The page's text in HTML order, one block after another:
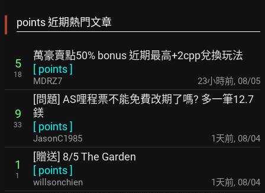
points 近期熱門文章
5
18
萬豪賣點50% bonus 近期最高+2cpp兌換玩法
[ points]
MDRZ7 23小時前, 08/05
9
33
[問題] AS哩程票不能免費改期了嗎? 多一筆12.7
鎂
[ points]
JasonC1985 1天前, 08/04
1
1
[贈送] 8/5 The Garden
[ points]
willsonchien 1天前, 08/04